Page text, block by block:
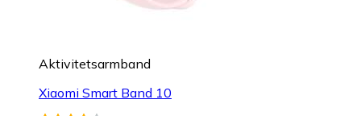
Aktivitetsarmband
Xiaomi Smart Band 10